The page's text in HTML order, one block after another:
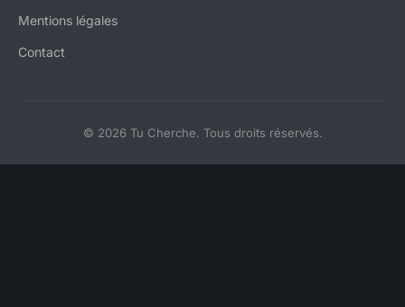
Mentions légales
Contact
© 2026 Tu Cherche. Tous droits réservés.